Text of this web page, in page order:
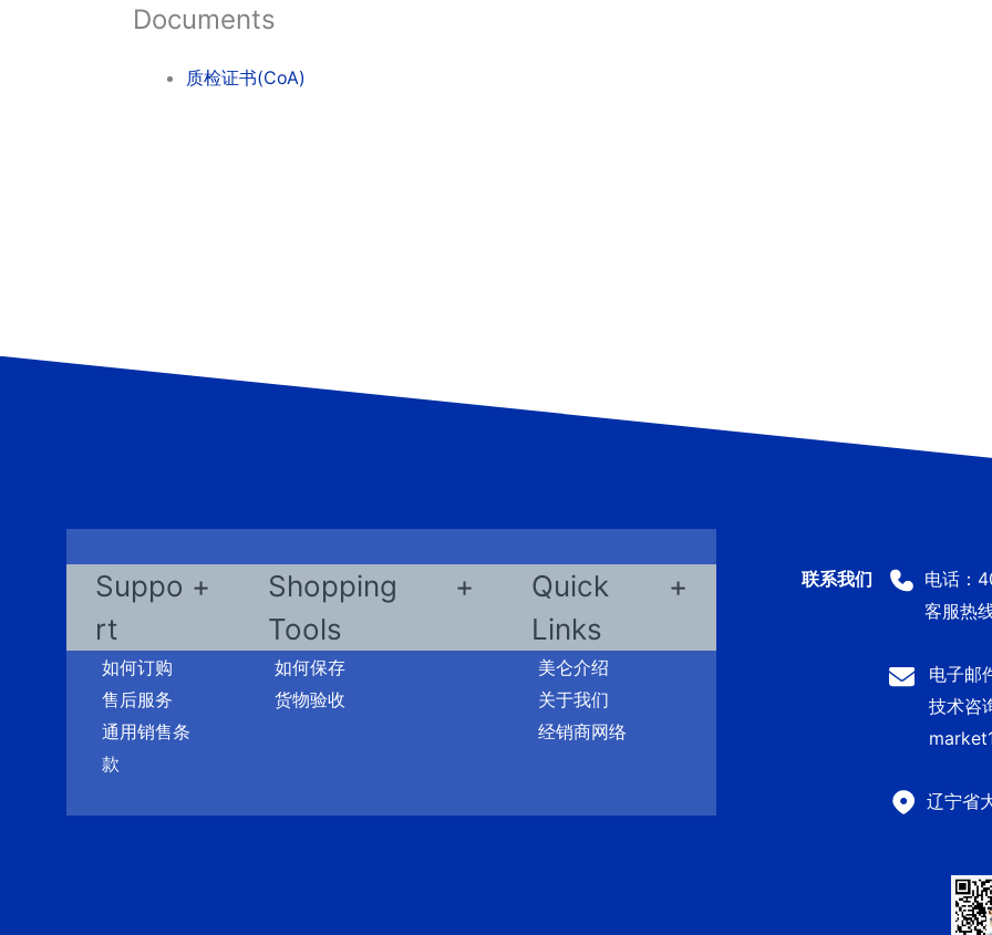
Documents
质检证书(CoA)
Suppo
rt
如何订购
售后服务
通用销售条
款
Shopping
Tools
如何保存
货物验收
Quick
Links
美仑介绍
关于我们
经销商网络
电话：
客服热
电子邮
技术咨
辽宁省